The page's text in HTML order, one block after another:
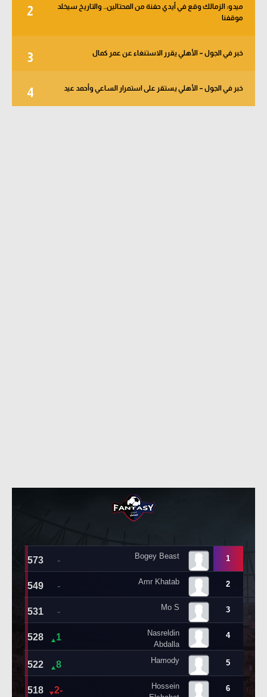
2
ميدو: الزمالك وقع في أيدي حفنة من المحتالين.. والتاريخ سيخلد
موقفنا
3 خبر في الجول – الأهلي يقرر الاستنغاء عن عمر كمال
4 خبر في الجول – الأهلي يستقر على استمرار الساعي وأحمد عيد